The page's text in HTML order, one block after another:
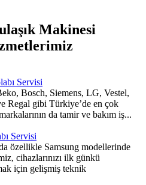
Makinesi
Servisi
Bosch, Siemens, LG, Vestel,
Regal gibi Türkiye’de en çok
da tamir ve bakım iş...
Servisi
özellikle Samsung modellerinde
cihazlarınızı ilk günkü
için gelişmiş teknik